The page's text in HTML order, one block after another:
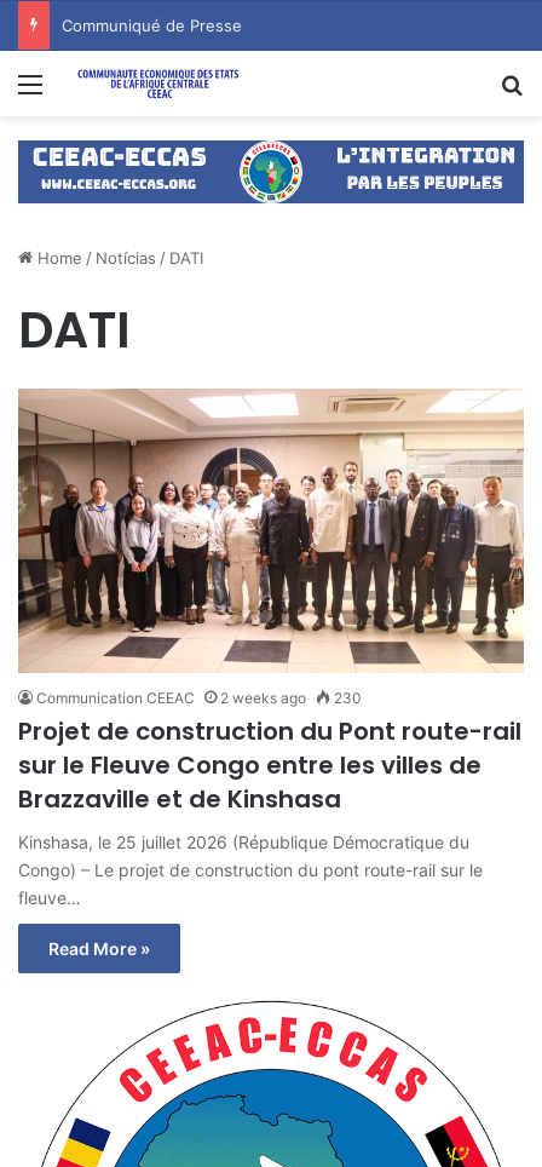
Communiqué de Presse
Menu
Home / Notícias / DATI
DATI
Communication CEEAC 2 weeks ago 230
Projet de construction du Pont route-rail
sur le Fleuve Congo entre les villes de
Brazzaville et de Kinshasa
Kinshasa, le 25 juillet 2026 (République Démocratique du
Congo) – Le projet de construction du pont route-rail sur le
fleuve…
Read More »